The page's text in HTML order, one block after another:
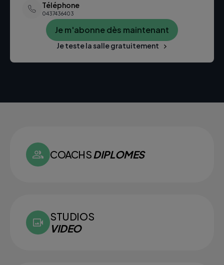
Téléphone
0437436403
Je m'abonne dès maintenant
Je teste la salle gratuitement
COACHSDIPLOMES
STUDIOS
VIDEO